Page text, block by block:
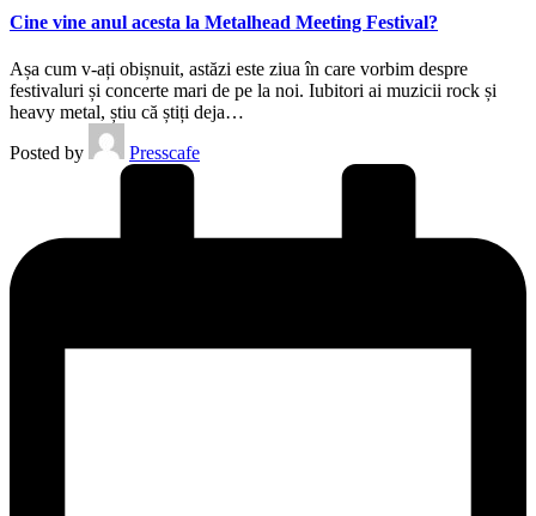
Cine vine anul acesta la Metalhead Meeting Festival?
Așa cum v-ați obișnuit, astăzi este ziua în care vorbim despre
festivaluri și concerte mari de pe la noi. Iubitori ai muzicii rock și
heavy metal, știu că știți deja…
Posted by
Presscafe